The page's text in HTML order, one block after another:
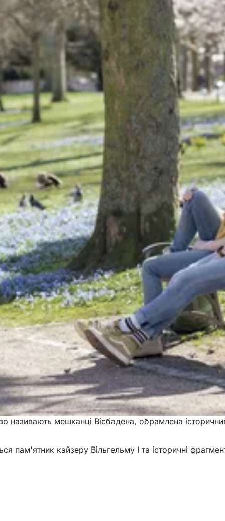
називають мешканці Вісбадена, обрамлена
пам'ятник кайзеру Вільгельму I та історичні